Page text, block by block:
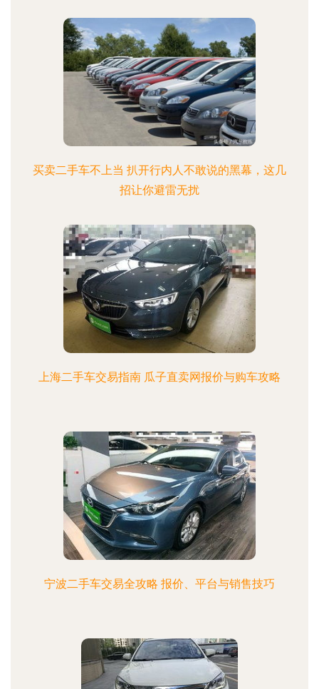
买卖二手车不上当 扒开行内人不敢说的黑幕，这几
招让你避雷无扰
上海二手车交易指南 瓜子直卖网报价与购车攻略
宁波二手车交易全攻略 报价、平台与销售技巧